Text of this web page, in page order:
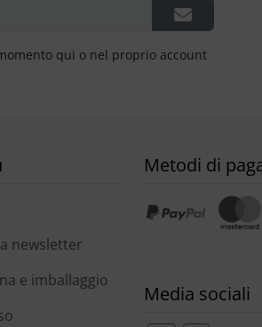
qui o nel proprio account
newsletter
e imballaggio
Metodi di
Media sociali